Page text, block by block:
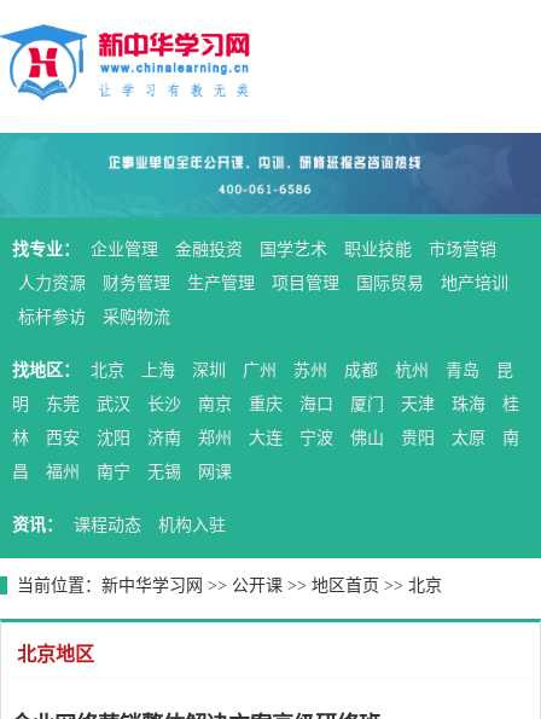
找专业： 企业管理 金融投资 国学艺术 职业技能
市场营销
人力资源
财务管理 生产管理 项目管理 国际贸易
地产培训
标杆参访
采购物流
找地区： 北京 上海 深圳 广州 苏州 成都 杭州 青岛
昆
明
东莞 武汉 长沙 南京 重庆 海口 厦门 天津 珠海
桂
林
西安 沈阳 济南 郑州 大连 宁波 佛山 贵阳 太原
南
昌
福州 南宁 无锡 网课
资讯： 课程动态 机构入驻
当前位置： 新中华学习网 >> 公开课 >> 地区首页 >> 北京
北京地区